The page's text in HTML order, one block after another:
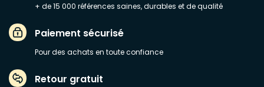
+ de 15 000 références saines, durables et de qualité
Paiement sécurisé
Pour des achats en toute confiance
Retour gratuit